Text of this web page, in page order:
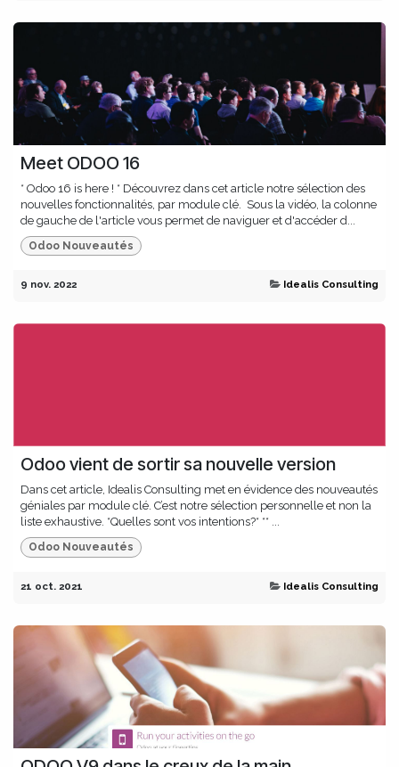
Meet ODOO 16
* Odoo 16 is here ! * Découvrez dans cet article notre sélection des
nouvelles fonctionnalités, par module clé. Sous la vidéo, la colonne
de gauche de l'article vous permet de naviguer et d'accéder d...
Odoo Nouveautés
9 nov. 2022 Idealis Consulting
Odoo vient de sortir sa nouvelle version
Dans cet article, Idealis Consulting met en évidence des nouveautés
géniales par module clé. C’est notre sélection personnelle et non la
liste exhaustive. *Quelles sont vos intentions?* ** ...
Odoo Nouveautés
21 oct. 2021 Idealis Consulting